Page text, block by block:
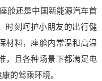
舱还是中国新能源汽车首
时刻呵护小朋友的出行健
材料，座舱内常温和高温
，且各种场景下都满足电
的驾乘环境。